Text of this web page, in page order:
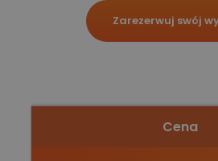
Cena
Zarezerwuj swój